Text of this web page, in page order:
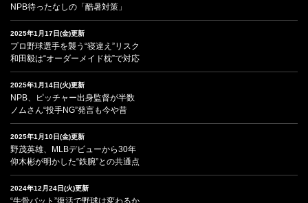
NPB待ったなしの「酷暑対策」
2025年1月17日(金)更新
プロ野球選手を襲う“寝違え”リスク
和田毅は“オーダーメイド枕”で対応
2025年1月14日(火)更新
NPB、ピッチャー出身監督が半数
ノムさん“投手NG”発言も今や昔
2025年1月10日(金)更新
野茂英雄、MLBデビューから30年
仰木彬が明かした“鉄腕”との共通点
2024年12月24日(火)更新
“牛骨バット”復活で野球は変わるか